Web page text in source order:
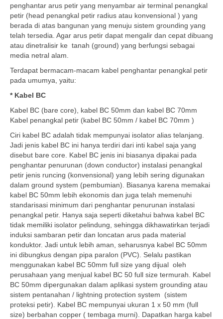
penghantar arus petir yang menyambar air terminal penangkal
petir (head penangkal petir radius atau konvensional ) yang
berada di atas bangunan yang menuju sistem grounding yang
telah tersedia. Agar arus petir dapat mengalir dan cepat dibuang
atau dinetralisir ke tanah (ground) yang berfungsi sebagai
media netral alam.
Terdapat bermacam-macam kabel penghantar penangkal petir
pada umumya, yaitu:
* Kabel BC
Kabel BC (bare core), kabel BC 50mm dan kabel BC 70mm
Kabel penangkal petir (kabel BC 50mm / kabel BC 70mm )
Ciri kabel BC adalah tidak mempunyai isolator alias telanjang.
Jadi jenis kabel BC ini hanya terdiri dari inti kabel saja yang
disebut bare core. Kabel BC jenis ini biasanya dipakai pada
penghantar penurunan (down conductor) instalasi penangkal
petir jenis runcing (konvensional) yang lebih sering digunakan
dalam ground system (pembumian). Biasanya karena memakai
kabel BC 50mm lebih ekonomis dan juga telah memenuhi
standarisasi minimum dari penghantar penurunan instalasi
penangkal petir. Hanya saja seperti diketahui bahwa kabel BC
tidak memiliki isolator pelindung, sehingga dikhawatirkan terjadi
induksi sambaran petir dan loncatan arus pada material
konduktor. Jadi untuk lebih aman, seharusnya kabel BC 50mm
ini dibungkus dengan pipa paralon (PVC). Selalu pastikan
menggunakan kabel BC 50mm full size yang dijual oleh
perusahaan yang menjual kabel BC 50 full size termurah. Kabel
BC 50mm dipergunakan dalam aplikasi system grounding atau
sistem pentanahan / lightning protection system (sistem
proteksi petir). Kabel BC mempunyai ukuran 1 x 50 mm (full
size) berbahan copper ( tembaga murni). Dapatkan harga kabel